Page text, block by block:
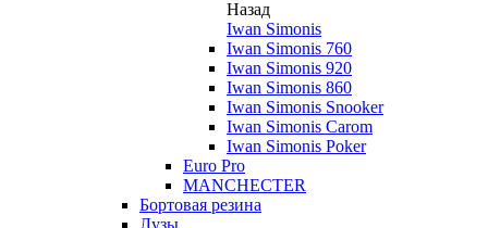
Назад
Iwan Simonis
Iwan Simonis 760
Iwan Simonis 920
Iwan Simonis 860
Iwan Simonis Snooker
Iwan Simonis Carom
Iwan Simonis Poker
Euro Pro
MANCHECTER
Бортовая резина
Лузы